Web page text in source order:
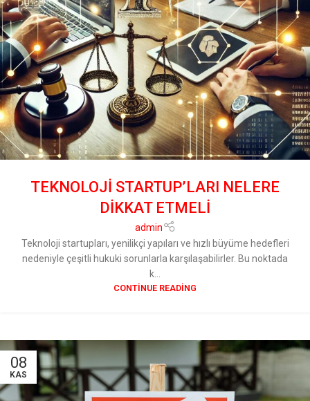
TEKNOLOJİ STARTUP’LARI NELERE
DİKKAT ETMELİ
admin
Teknoloji startupları, yenilikçi yapıları ve hızlı büyüme hedefleri
nedeniyle çeşitli hukuki sorunlarla karşılaşabilirler. Bu noktada
k...
CONTINUE READING
08
KAS